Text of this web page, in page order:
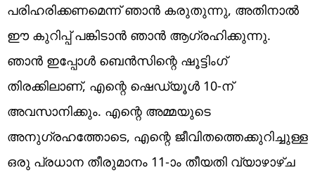
പരിഹരിക്കണമെന്ന് ഞാൻ കരുതുന്നു, അതിനാൽ
ഈ കുറിപ്പ് പങ്കിടാൻ ഞാൻ ആഗ്രഹിക്കുന്നു.
ഞാൻ ഇപ്പോൾ ബെൻസിന്റെ ഷൂട്ടിംഗ്
തിരക്കിലാണ്, എന്റെ ഷെഡ്യൂൾ 10-ന്
അവസാനിക്കും. എന്റെ അമ്മയുടെ
അനുഗ്രഹത്തോടെ, എന്റെ ജീവിതത്തെക്കുറിച്ചുള്ള
ഒരു പ്രധാന തീരുമാനം 11-ാം തീയതി വ്യാഴാഴ്ച